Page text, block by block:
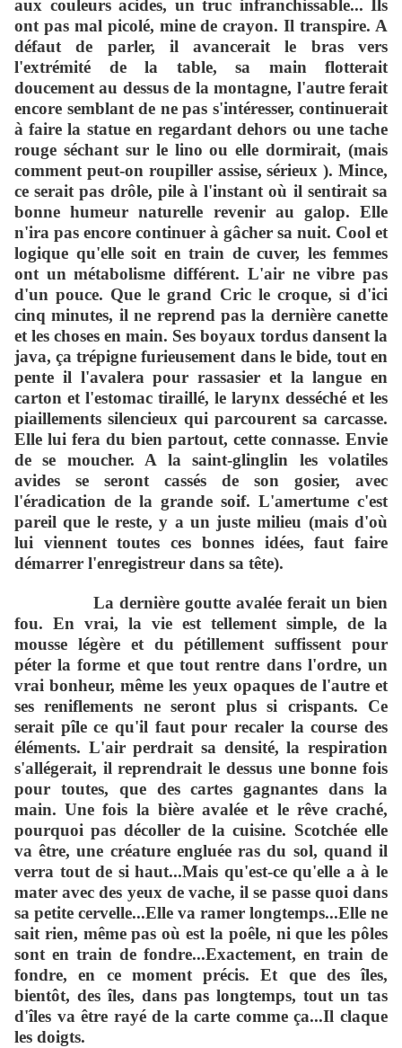
aux couleurs acides, un truc infranchissable... Ils
ont pas mal picolé, mine de crayon. Il transpire. A
défaut de parler, il avancerait le bras vers
l'extrémité de la table, sa main flotterait
doucement au dessus de la montagne, l'autre ferait
encore semblant de ne pas s'intéresser, continuerait
à faire la statue en regardant dehors ou une tache
rouge séchant sur le lino ou elle dormirait, (mais
comment peut-on roupiller assise, sérieux ). Mince,
ce serait pas drôle, pile à l'instant où il sentirait sa
bonne humeur naturelle revenir au galop. Elle
n'ira pas encore continuer à gâcher sa nuit. Cool et
logique qu'elle soit en train de cuver, les femmes
ont un métabolisme différent. L'air ne vibre pas
d'un pouce. Que le grand Cric le croque, si d'ici
cinq minutes, il ne reprend pas la dernière canette
et les choses en main. Ses boyaux tordus dansent la
java, ça trépigne furieusement dans le bide, tout en
pente il l'avalera pour rassasier et la langue en
carton et l'estomac tiraillé, le larynx desséché et les
piaillements silencieux qui parcourent sa carcasse.
Elle lui fera du bien partout, cette connasse. Envie
de se moucher. A la saint-glinglin les volatiles
avides se seront cassés de son gosier, avec
l'éradication de la grande soif. L'amertume c'est
pareil que le reste, y a un juste milieu (mais d'où
lui viennent toutes ces bonnes idées, faut faire
démarrer l'enregistreur dans sa tête).
La dernière goutte avalée ferait un bien
fou. En vrai, la vie est tellement simple, de la
mousse légère et du pétillement suffissent pour
péter la forme et que tout rentre dans l'ordre, un
vrai bonheur, même les yeux opaques de l'autre et
ses reniflements ne seront plus si crispants. Ce
serait pîle ce qu'il faut pour recaler la course des
éléments. L'air perdrait sa densité, la respiration
s'allégerait, il reprendrait le dessus une bonne fois
pour toutes, que des cartes gagnantes dans la
main. Une fois la bière avalée et le rêve craché,
pourquoi pas décoller de la cuisine. Scotchée elle
va être, une créature engluée ras du sol, quand il
verra tout de si haut...Mais qu'est-ce qu'elle a à le
mater avec des yeux de vache, il se passe quoi dans
sa petite cervelle...Elle va ramer longtemps...Elle ne
sait rien, même pas où est la poêle, ni que les pôles
sont en train de fondre...Exactement, en train de
fondre, en ce moment précis. Et que des îles,
bientôt, des îles, dans pas longtemps, tout un tas
d'îles va être rayé de la carte comme ça...Il claque
les doigts.